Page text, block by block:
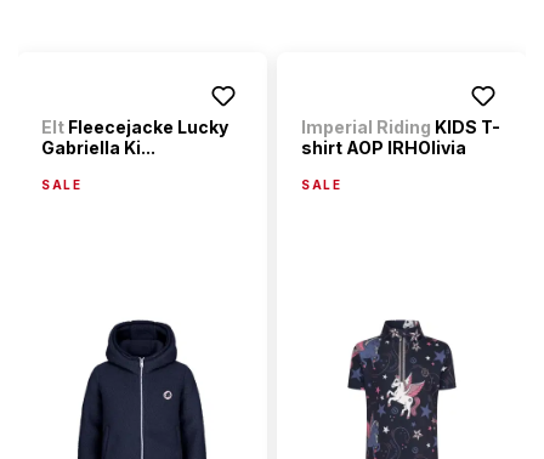
Elt Fleecejacke Lucky
Gabriella Ki...
SALE
Imperial Riding KIDS T-
shirt AOP IRHOlivia
SALE